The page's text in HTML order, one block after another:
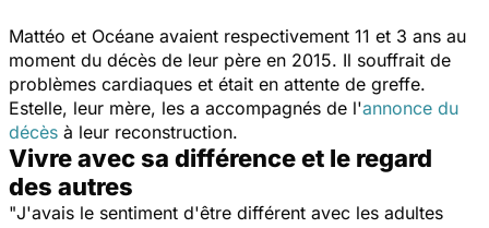
Mattéo et Océane avaient respectivement 11 et 3 ans au
moment du décès de leur père en 2015. Il souffrait de
problèmes cardiaques et était en attente de greffe.
Estelle, leur mère, les a accompagnés de l'annonce du
décès à leur reconstruction.
Vivre avec sa différence et le regard
des autres
"J'avais le sentiment d'être différent avec les adultes